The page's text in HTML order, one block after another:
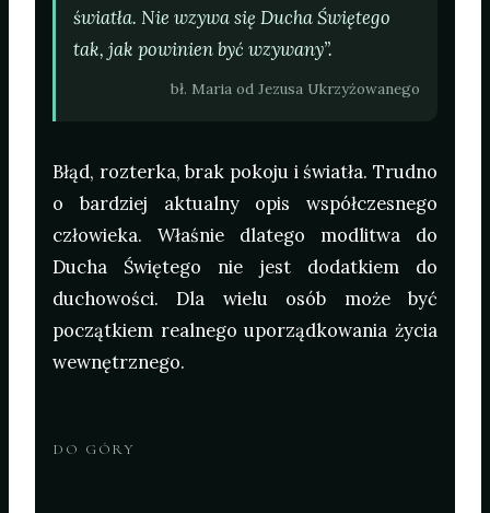
światła. Nie wzywa się Ducha Świętego
tak, jak powinien być wzywany”.
bł. Maria od Jezusa Ukrzyżowanego
Błąd, rozterka, brak pokoju i światła. Trudno
o bardziej aktualny opis współczesnego
człowieka. Właśnie dlatego modlitwa do
Ducha Świętego nie jest dodatkiem do
duchowości. Dla wielu osób może być
początkiem realnego uporządkowania życia
wewnętrznego.
DO GÓRY